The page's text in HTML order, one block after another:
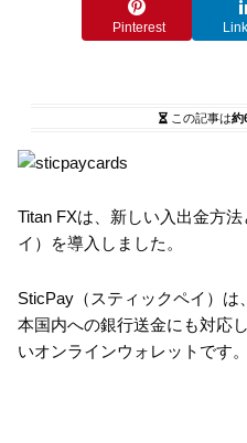
Pinterest
この記事は約
Titan FXは、新しい入出金方
イ）を導入しました。
SticPay（スティックペイ）は
本国内への銀行送金にも対応
いオンラインウォレットです。